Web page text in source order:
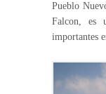
Pueblo
Falcon, es
importantes